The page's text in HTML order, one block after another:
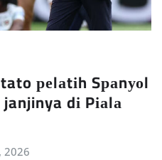
реlаtіh Sраnуоl
dі Pіаlа
2026